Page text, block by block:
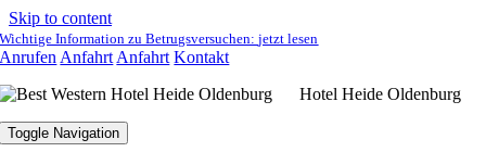
Skip to content
Wichtige Information zu Betrugsversuchen:jetzt lesen
Anrufen Anfahrt Anfahrt Kontakt
Hotel Heide Oldenburg
Toggle Navigation